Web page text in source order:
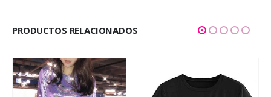
PRODUCTOS RELACIONADOS